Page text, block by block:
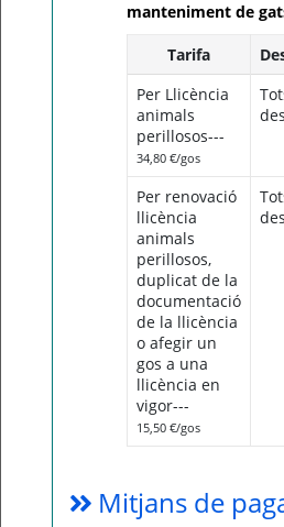
manteniment de
Tarifa
Per Llicència
animals
perillosos---
34,80 €/gos
Per renovació
llicència
animals
perillosos,
duplicat de la
documentació
de la llicència
o afegir un
gos a una
llicència en
vigor---
15,50 €/gos
Mitjans de